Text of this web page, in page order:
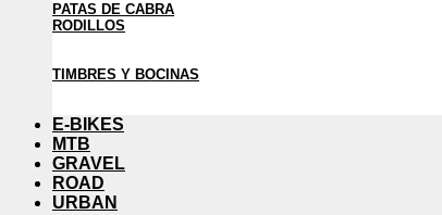
PATAS DE CABRA
RODILLOS
TIMBRES Y BOCINAS
E-BIKES
MTB
GRAVEL
ROAD
URBAN